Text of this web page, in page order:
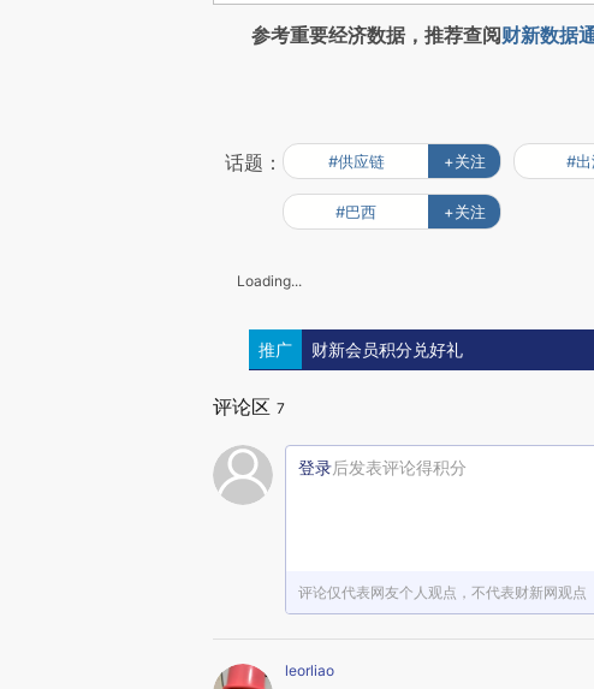
参考重要经济数据，推荐查阅财新数据
话题： #供应链 +关注 #
#巴西 +关注
Loading...
推广 财新会员积分兑好礼
评论区 7
登录后发表评论得积分
评论仅代表网友个人观点，不代表财新网观点
leorliao